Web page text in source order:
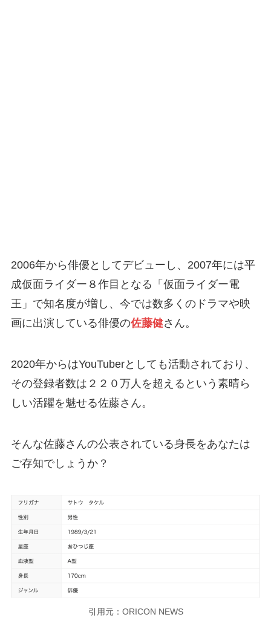
2006年から俳優としてデビューし、2007年には平
成仮面ライダー８作目となる「仮面ライダー電
王」で知名度が増し、今では数多くのドラマや映
画に出演している俳優の佐藤健さん。
2020年からはYouTuberとしても活動されており、
その登録者数は２２０万人を超えるという素晴ら
しい活躍を魅せる佐藤さん。
そんな佐藤さんの公表されている身長をあなたは
ご存知でしょうか？
引用元：ORICON NEWS